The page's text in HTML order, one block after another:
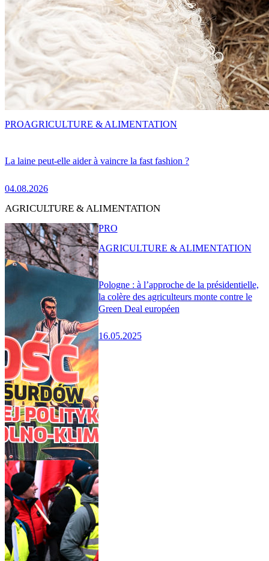
La laine peut-elle aider à vaincre la fast fashion ?
04.08.2026
PROAGRICULTURE & ALIMENTATION
AGRICULTURE & ALIMENTATION
Pologne : à l’approche de la présidentielle,
la colère des agriculteurs monte contre le
Green Deal européen
16.05.2025
PRO
AGRICULTURE & ALIMENTATION